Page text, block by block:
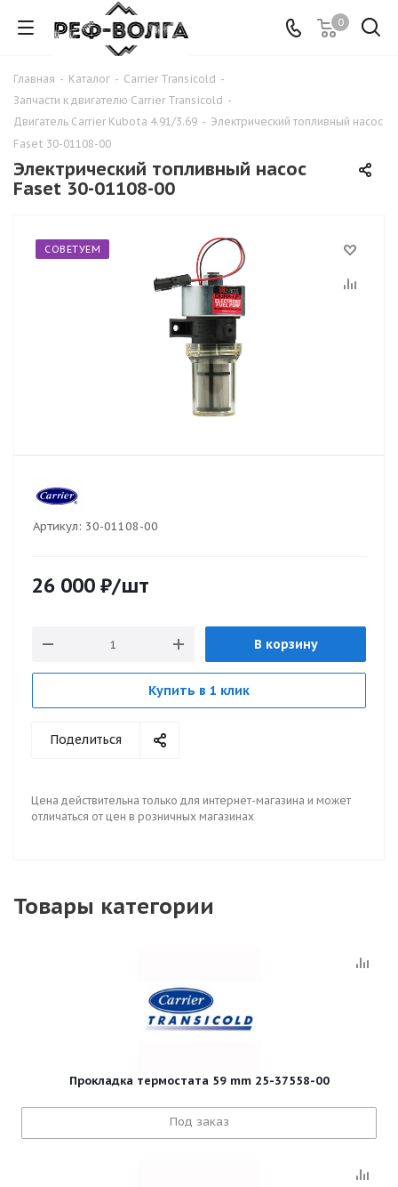
0
Главная - Каталог - Carrier Transicold -
Запчасти к двигателю Carrier Transicold -
Двигатель Carrier Kubota 4.91/3.69 - Электрический топливный насос
Faset 30-01108-00
Электрический топливный насос
Faset 30-01108-00
СОВЕТУЕМ
Артикул: 30-01108-00
26 000 ₽/шт
В корзину
Купить в 1 клик
Поделиться
Цена действительна только для интернет-магазина и может
отличаться от цен в розничных магазинах
Товары категории
Прокладка термостата 59 mm 25-37558-00
Под заказ